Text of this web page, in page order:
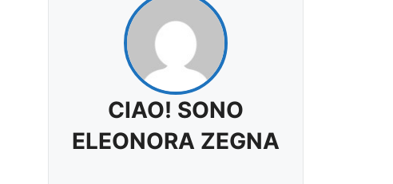
CIAO! SONO
ELEONORA ZEGNA